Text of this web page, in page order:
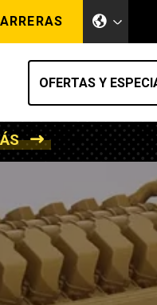
de elevación y
Marino
de tierra
OFERTAS Y